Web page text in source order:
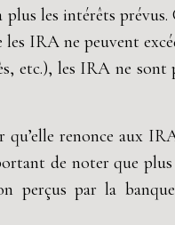
les intérêts prévus.
IRA ne peuvent
etc.), les IRA ne sont
renonce aux
de noter que
par la